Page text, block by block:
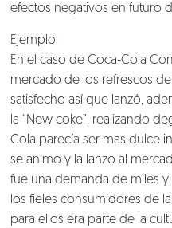
efectos negativos en futuro
Ejemplo:
En el caso de Coca-Cola
mercado de los refrescos
satisfecho así que lanzó,
la “New coke”, realizando
Cola parecía ser mas dulce
se animo y la lanzo al
fue una demanda de miles
los fieles consumidores de
para ellos era parte de la